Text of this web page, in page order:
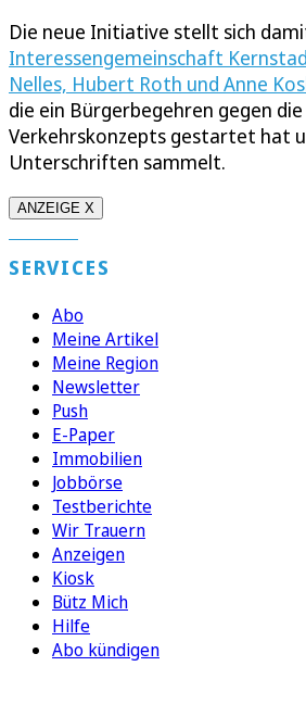
Die neue Initiative stellt sich
Interessengemeinschaft
Nelles, Hubert Roth und Anne
die ein Bürgerbegehren gegen
Verkehrskonzepts gestartet hat
Unterschriften sammelt.
ANZEIGE X
SERVICES
Abo
Meine Artikel
Meine Region
Newsletter
Push
E-Paper
Immobilien
Jobbörse
Testberichte
Wir Trauern
Anzeigen
Kiosk
Bütz Mich
Hilfe
Abo kündigen